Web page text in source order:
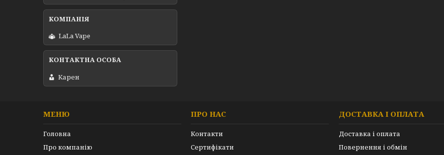
LaLa Vape
Карен
МЕНЮ
Головна
Про компанію
ПРО НАС
Контакти
Сертифікати
ДОСТАВКА І ОПЛАТА
Доставка і оплата
Повернення і обмін